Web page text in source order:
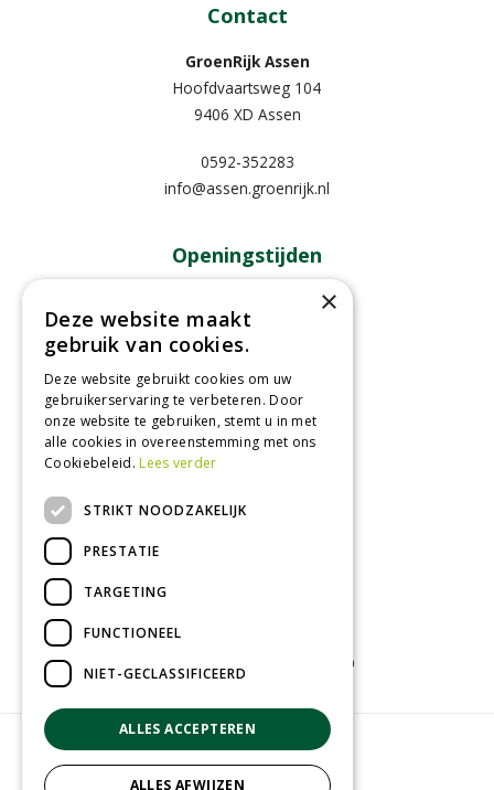
Contact
GroenRijk Assen
Hoofdvaartsweg 104
9406 XD Assen
0592-352283
info@assen.groenrijk.nl
Openingstijden
09:00 - 18:00
Dinsdag
Woensdag
Donderdag
09:00 - 18:00
Vrijdag
09:00 - 18:00
Zaterdag
09:00 - 17:00
Toon alle openingstijden
Tuinplanten
© Groenrijk Assen
Green Solutions
×
Deze website maakt
gebruik van cookies.
Deze website gebruikt cookies om uw
gebruikerservaring te verbeteren. Door
onze website te gebruiken, stemt u in met
alle cookies in overeenstemming met ons
Cookiebeleid.Lees verder
STRIKT NOODZAKELIJK
PRESTATIE
TARGETING
FUNCTIONEEL
NIET-GECLASSIFICEERD
ALLES ACCEPTEREN
ALLES AFWIJZEN